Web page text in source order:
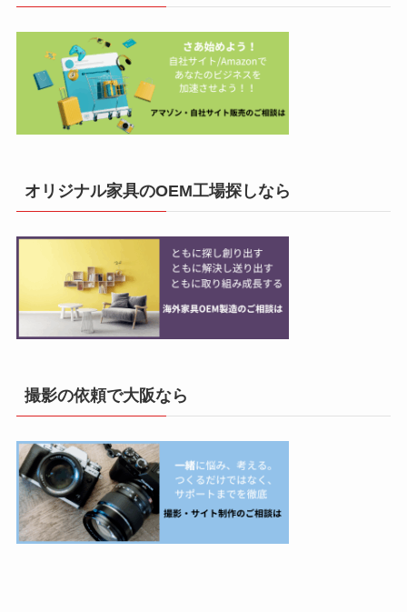
オリジナル家具のOEM工場探しなら
撮影の依頼で大阪なら